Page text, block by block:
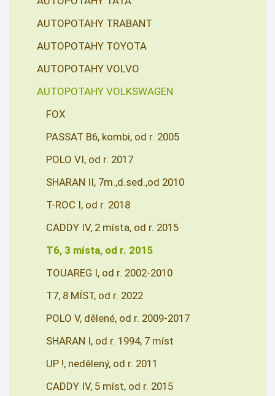
AUTOPOTAHY TRABANT
AUTOPOTAHY TOYOTA
AUTOPOTAHY VOLVO
AUTOPOTAHY VOLKSWAGEN
FOX
PASSAT B6, kombi, od r. 2005
POLO VI, od r. 2017
SHARAN II, 7m.,d.sed.,od 2010
T-ROC I, od r. 2018
CADDY IV, 2 místa, od r. 2015
T6, 3 místa, od r. 2015
TOUAREG I, od r. 2002-2010
T7, 8 MÍST, od r. 2022
POLO V, dělené, od r. 2009-2017
SHARAN I, od r. 1994, 7 míst
UP !, nedělený, od r. 2011
CADDY IV, 5 míst, od r. 2015